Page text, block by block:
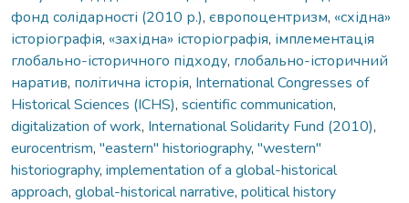
фонд солідарності (2010 р.), європоцентризм, «східна»
історіографія, «західна» історіографія, імплементація
глобально-історичного підходу, глобально-історичний
наратив, політична історія, International Congresses of
Historical Sciences (ICHS), scientific communication,
digitalization of work, International Solidarity Fund (2010),
eurocentrism, "eastern" historiography, "western"
historiography, implementation of a global-historical
approach, global-historical narrative, political history